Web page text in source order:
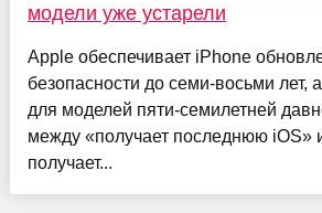
модели уже устарели
Apple обеспечивает iPhone
безопасности до семи-восьми лет,
для моделей пяти-семилетней
между «получает последнюю iOS»
получает...